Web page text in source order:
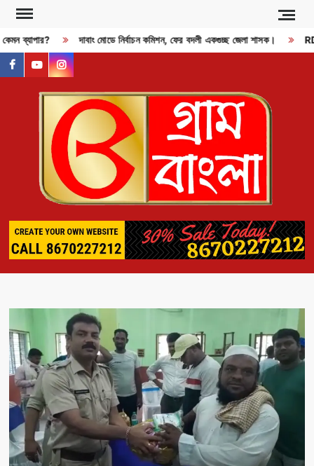
Skip
content
ব্যাপার? দাবাং মোডে নির্বাচন কমিশন, ফের বদলী একগুচ্ছ জেলা শাসক।
facebook
youtubeinstagram